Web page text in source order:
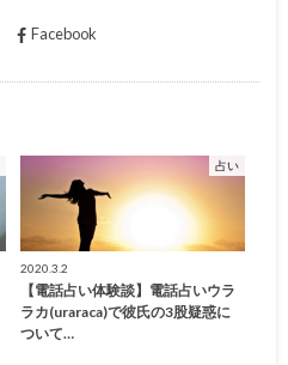
Facebook
占い
2020.3.2
【電話占い体験談】電話占いウラ
ラカ(uraraca)で彼氏の3股疑惑に
ついて…